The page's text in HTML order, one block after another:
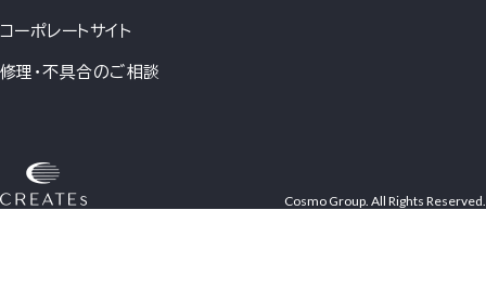
コーポレートサイト
修理・不具合のご相談
Cosmo Group. All Rights Reserved.